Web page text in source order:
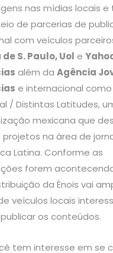
nas mídias locais
de parcerias de
com veículos
de S. Paulo, Uol e
além da Agência
e internacional
/ Distintas Latitudes,
mexicana que
projetos na área de
Latina. Conforme as
forem
da Énois vai
veículos locais
os conteúdos.
tem interesse em se